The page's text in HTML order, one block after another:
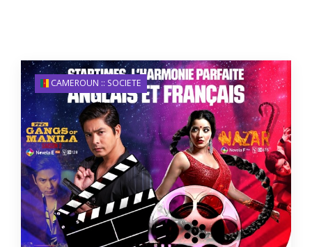
CAMEROUN :: SOCIETE